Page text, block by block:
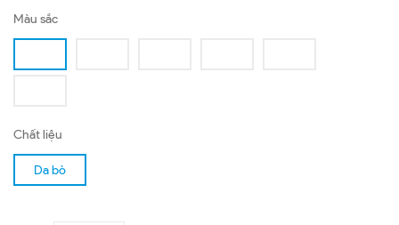
Màu sắc
Chất liệu
Da bò